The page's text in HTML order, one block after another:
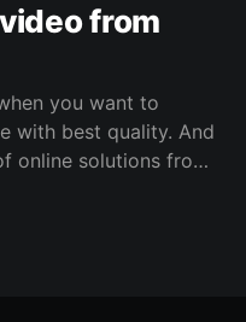
from
you want to
with best quality. And
online solutions from
All this free and